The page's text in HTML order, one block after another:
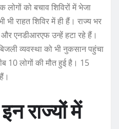
को बचाव शिविरों में भेजा
राहत शिविर में ही हैं। राज्य भर
एनडीआरएफ उन्हें हटा रहे हैं।
व्यवस्था को भी नुकसान पहुंचा
10 लोगों की मौत हुई है। 15
राज्यों में